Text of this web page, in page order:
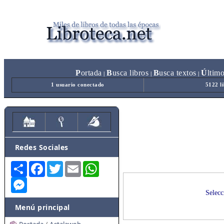
Portada Busca libros Busca textos Ú
1 usuario conectado 5122
Redes Sociales
Share FacebookTwitterEmail
Menú principal